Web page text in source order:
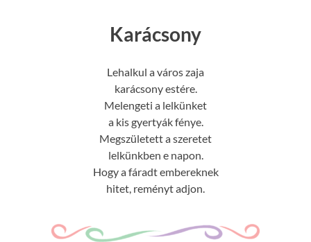
Karácsony
Lehalkul a város zaja
karácsony estére.
Melengeti a lelkünket
a kis gyertyák fénye.
Megszületett a szeretet
lelkünkben e napon.
Hogy a fáradt embereknek
hitet, reményt adjon.